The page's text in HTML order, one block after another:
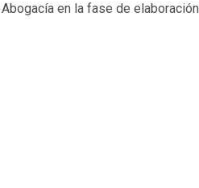
en la fase de elaboración